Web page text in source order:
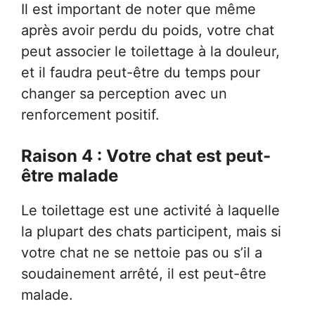
Il est important de noter que même
après avoir perdu du poids, votre chat
peut associer le toilettage à la douleur,
et il faudra peut-être du temps pour
changer sa perception avec un
renforcement positif.
Raison 4 : Votre chat est peut-
être malade
Le toilettage est une activité à laquelle
la plupart des chats participent, mais si
votre chat ne se nettoie pas ou s’il a
soudainement arrêté, il est peut-être
malade.